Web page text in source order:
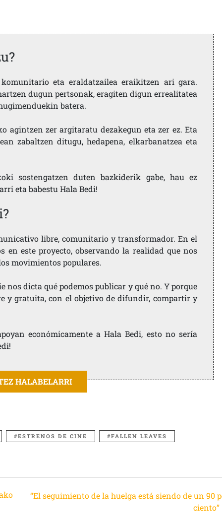
eta eraldatzailea eraikitzen ari gara.
dugun pertsonak, eragiten digun errealitatea
batera.
agintzen zer argitaratu dezakegun eta zer ez. Eta
zabaltzen ditugu, hedapena, elkarbanatzea eta
sostengatzen duten bazkiderik gabe, hau ez
eta babestu Hala Bedi!
libre, comunitario y transformador. En el
en este proyecto, observando la realidad que nos
movimientos populares.
dicta qué podemos publicar y qué no. Y porque
y gratuita, con el objetivo de difundir, compartir y
económicamente a Hala Bedi, esto no sería
HALABELARRI
ESTRENOS DE CINE FALLEN LEAVES
“El seguimiento de la huelga está siendo de un 90
ciento”